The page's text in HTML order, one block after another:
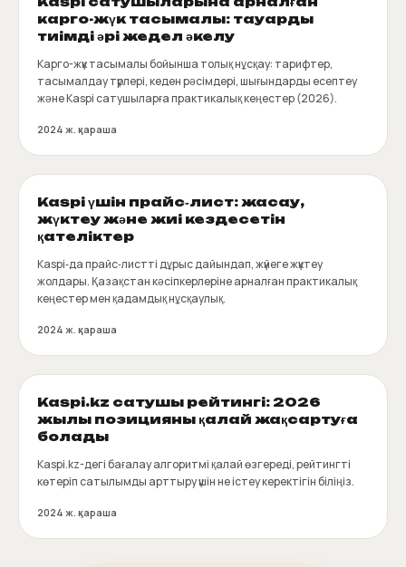
карго-жүк тасымалы: тауарды
тиімді әрі жедел әкелу
Карго-жүк тасымалы бойынша толық нұсқау: тарифтер,
тасымалдау түрлері, кеден рәсімдері, шығындарды есептеу
және Kaspi сатушыларға практикалық кеңестер (2026).
2024 ж. қараша
Kaspi үшін прайс‑лист: жасау,
жүктеу және жиі кездесетін
қателіктер
Kaspi‑да прайс‑листті дұрыс дайындап, жүйеге жүктеу
жолдары. Қазақстан кәсіпкерлеріне арналған практикалық
кеңестер мен қадамдық нұсқаулық.
2024 ж. қараша
Kaspi.kz сатушы рейтингі: 2026
жылы позицияны қалай жақсартуға
болады
Kaspi.kz-дегі бағалау алгоритмі қалай өзгереді, рейтингті
көтеріп сатылымды арттыру үшін не істеу керектігін біліңіз.
2024 ж. қараша